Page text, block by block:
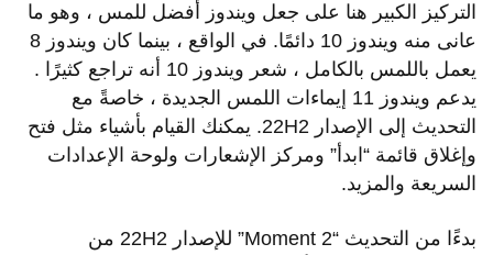
التركيز الكبير هنا على جعل ويندوز أفضل للمس ، وهو ما
عانى منه ويندوز 10 دائمًا. في الواقع ، بينما كان ويندوز 8
يعمل باللمس بالكامل ، شعر ويندوز 10 أنه تراجع كثيرًا .
يدعم ويندوز 11 إيماءات اللمس الجديدة ، خاصةً مع
التحديث إلى الإصدار 22H2. يمكنك القيام بأشياء مثل فتح
وإغلاق قائمة “ابدأ” ومركز الإشعارات ولوحة الإعدادات
السريعة والمزيد.
بدءًا من التحديث “Moment 2” للإصدار 22H2 من